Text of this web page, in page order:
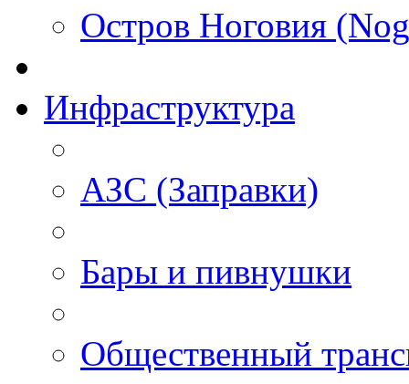
Остров Ноговия
Инфраструктура
АЗС (Заправки)
Бары и пивнушки
Общественный